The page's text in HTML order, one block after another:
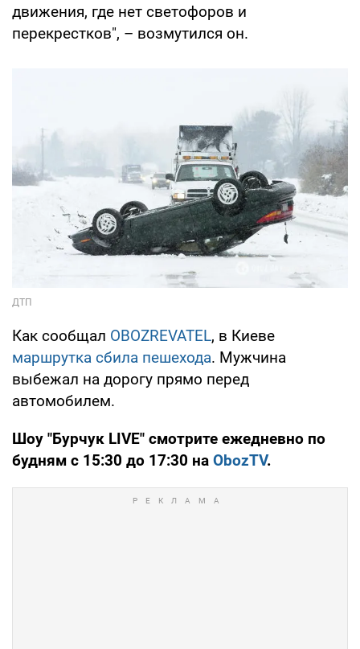
движения, где нет светофоров и
перекрестков", – возмутился он.
Как сообщал OBOZREVATEL, в Киеве
маршрутка сбила пешехода. Мужчина
выбежал на дорогу прямо перед
автомобилем.
Шоу "Бурчук LIVE" смотрите ежедневно по
будням с 15:30 до 17:30 на ObozTV.